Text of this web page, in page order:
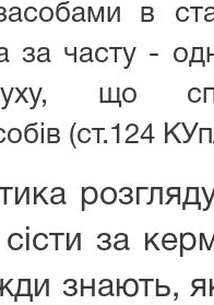
в
за часту -
що
(ст.124
за
знають,